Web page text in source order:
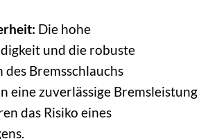
Die hohe
und die robuste
Bremsschlauchs
eine zuverlässige Bremsleistung
das Risiko eines